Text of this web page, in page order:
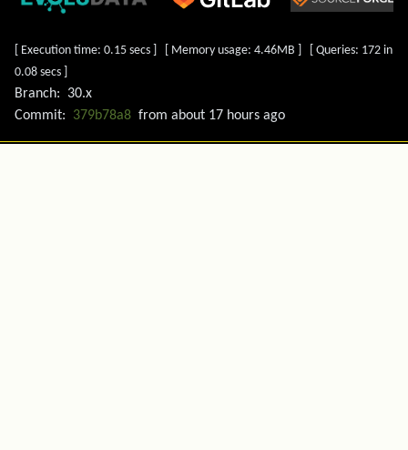
[ Execution time: 0.15 secs ] [ Memory usage: 4.46MB ] [ Queries: 172 in
0.08 secs ]
Branch:
30.x
Commit:
379b78a8 from about 17 hours ago